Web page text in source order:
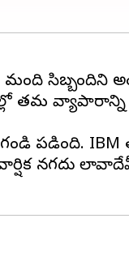
సిబ్బందిని
తమ
IBM
వార్షిక నగదు